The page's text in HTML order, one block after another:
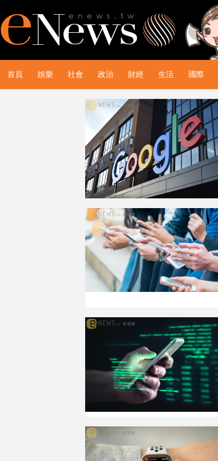
首頁 娛樂 社會 政治 財經 生活 國際